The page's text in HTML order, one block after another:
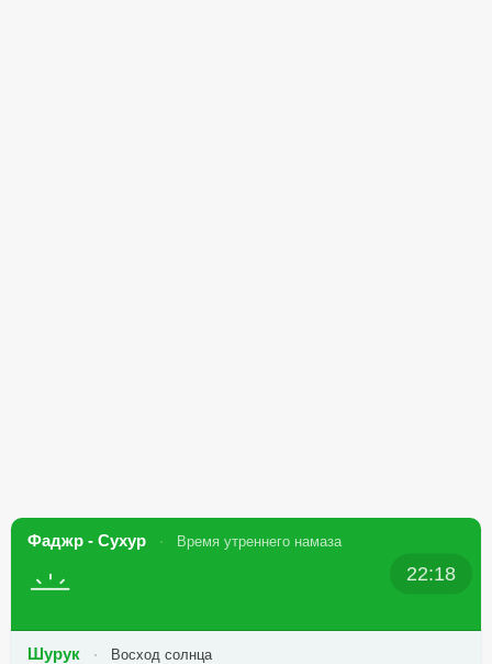
Фаджр - Сухур Время утреннего намаза
22:18
Шурук Восход солнца